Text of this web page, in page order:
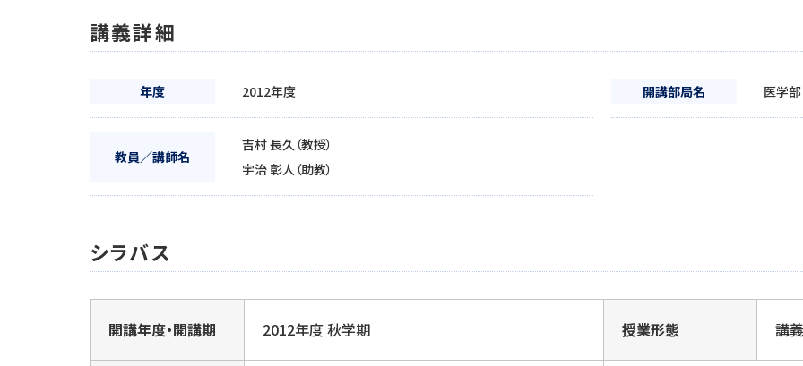
講義詳細
年度 2012年度 開講部局名 医学部
教員／講師名
吉村 長久（教授）
宇治 彰人（助教）
シラバス
開講年度・開講期 2012年度 秋学期 授業形態 講義